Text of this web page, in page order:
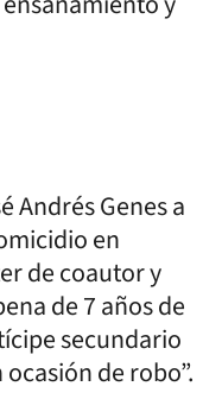
Andrés Genes a
en
de coautor y
de 7 años de
secundario
de robo”.